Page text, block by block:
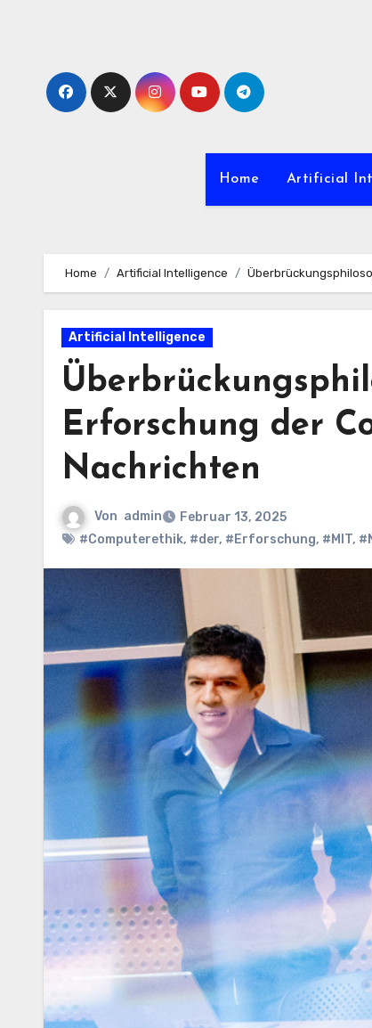
Home Artificial
Home Artificial Intelligence
Artificial Intelligence
Erforschung der
Nachrichten
Von admin
Februar 13, 2025
#Computerethik, #der, #Erforschung, #MIT,